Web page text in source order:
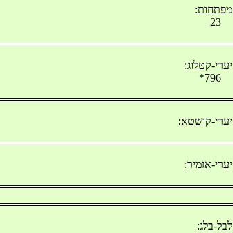
מפתחות:
23
יערי-קטלוג:
796*
יערי-קושטא:
יערי-אזמיר:
לבל-בלג: